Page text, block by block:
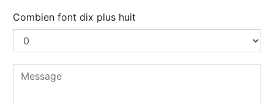
Combien font dix plus huit